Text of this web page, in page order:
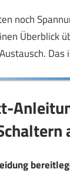
noch
Überblick